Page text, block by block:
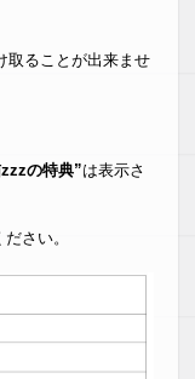
取ることが出来ませ
の特典”は表示さ
さい。